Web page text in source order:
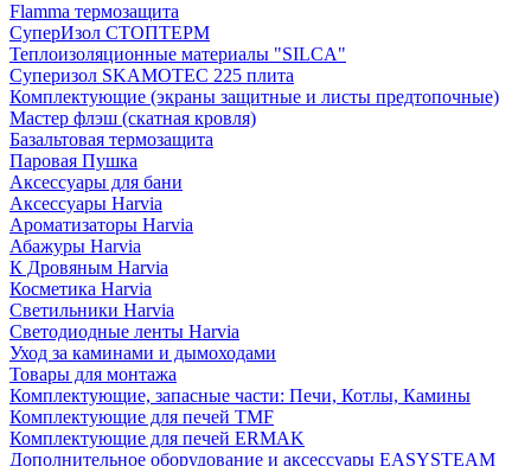
Flamma термозащита
СуперИзол СТОПТЕРМ
Теплоизоляционные материалы "SILCA"
Суперизол SKAMOTEC 225 плита
Комплектующие (экраны защитные и листы предтопочные)
Мастер флэш (скатная кровля)
Базальтовая термозащита
Паровая Пушка
Аксессуары для бани
Аксессуары Harvia
Ароматизаторы Harvia
Абажуры Harvia
К Дровяным Harvia
Косметика Harvia
Светильники Harvia
Светодиодные ленты Harvia
Уход за каминами и дымоходами
Товары для монтажа
Комплектующие, запасные части: Печи, Котлы, Камины
Комплектующие для печей TMF
Комплектующие для печей ERMAK
Дополнительное оборудование и аксессуары EASYSTEAM